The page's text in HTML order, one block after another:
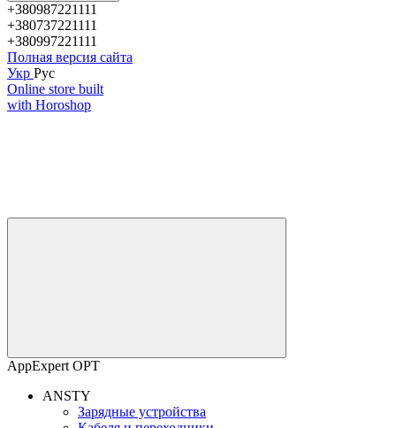
+380987221111
+380737221111
+380997221111
Полная версия сайта
Укр Рус
Online store built
with Horoshop
AppExpert OPT
ANSTY
Зарядные устройства